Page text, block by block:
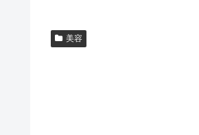
美容